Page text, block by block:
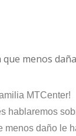
que menos
MTCenter!
hablaremos
menos daño le